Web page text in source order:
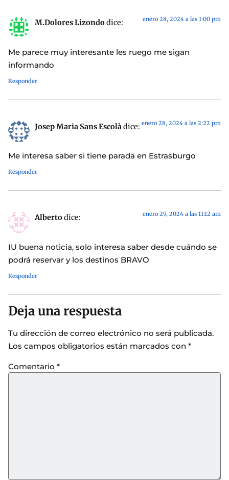
M.Dolores Lizondodice: enero 28, 2024 a las 1:00 pm
Me parece muy interesante les ruego me sigan
informando
Responder
Josep Maria Sans Escolàdice: enero 28, 2024 a las 2:22 pm
Me interesa saber si tiene parada en Estrasburgo
Responder
Albertodice: enero 29, 2024 a las 11:12 am
IU buena noticia, solo interesa saber desde cuándo se
podrá reservar y los destinos BRAVO
Responder
Deja una respuesta
Tu dirección de correo electrónico no será publicada.
Los campos obligatorios están marcados con *
Comentario *